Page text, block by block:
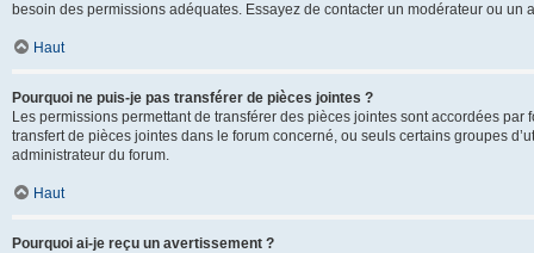
besoin des permissions adéquates. Essayez de contacter un modérateur ou
Haut
Pourquoi ne puis-je pas transférer de pièces jointes ?
Les permissions permettant de transférer des pièces jointes sont accordées
transfert de pièces jointes dans le forum concerné, ou seuls certains groupes
administrateur du forum.
Haut
Pourquoi ai-je reçu un avertissement ?